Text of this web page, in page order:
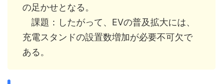
の足かせとなる。
課題：したがって、EVの普及拡大には、
充電スタンドの設置数増加が必要不可欠で
ある。